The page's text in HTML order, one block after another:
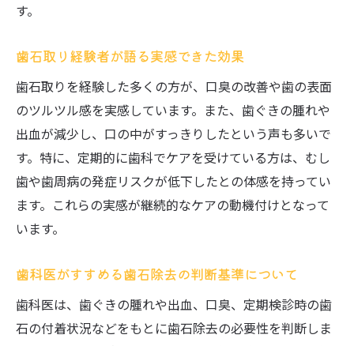
す。
歯石取り経験者が語る実感できた効果
歯石取りを経験した多くの方が、口臭の改善や歯の表面
のツルツル感を実感しています。また、歯ぐきの腫れや
出血が減少し、口の中がすっきりしたという声も多いで
す。特に、定期的に歯科でケアを受けている方は、むし
歯や歯周病の発症リスクが低下したとの体感を持ってい
ます。これらの実感が継続的なケアの動機付けとなって
います。
歯科医がすすめる歯石除去の判断基準について
歯科医は、歯ぐきの腫れや出血、口臭、定期検診時の歯
石の付着状況などをもとに歯石除去の必要性を判断しま